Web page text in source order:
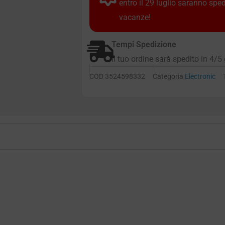
entro il 29 luglio saranno
vacanze!
Tempi Spedizione
Il tuo ordine sarà spedito in 4/5
COD 3524598332 Categoria Electronic